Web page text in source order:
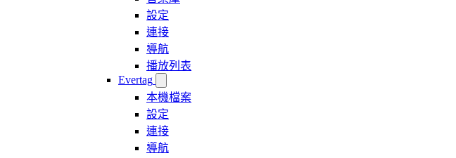
設定
連接
導航
播放列表
Evertag
本機檔案
設定
連接
導航